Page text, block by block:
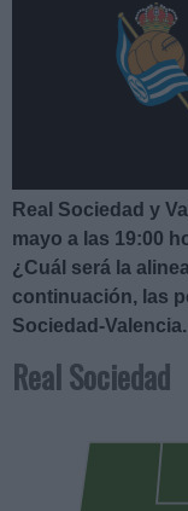
Real Sociedad y
mayo a las 19:00
¿Cuál será la
continuación, las
Sociedad-Valencia.
Real Sociedad